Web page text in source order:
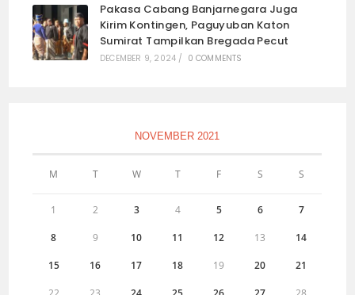
Pakasa Cabang Banjarnegara Juga
Kirim Kontingen, Paguyuban Katon
Sumirat Tampilkan Bregada Pecut
DECEMBER 9, 2024 / 0 COMMENTS
NOVEMBER 2021
M T W T F S S
1 2 3 4 5 6 7
8 9 10 11 12 13 14
15 16 17 18 19 20 21